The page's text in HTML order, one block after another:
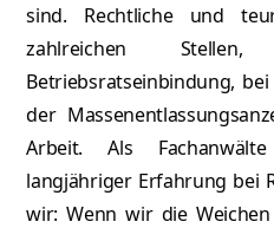
sind. Rechtliche und
zahlreichen
Betriebsratseinbindung,
der
Arbeit. Als
langjähriger Erfahrung bei
wir: Wenn wir die